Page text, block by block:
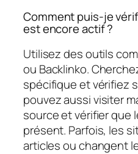
Comment puis-je
est encore actif ?
Utilisez des outils
ou Backlinko.
spécifique et vérifiez
pouvez aussi visiter
source et vérifier que
présent. Parfois, les
articles ou changent